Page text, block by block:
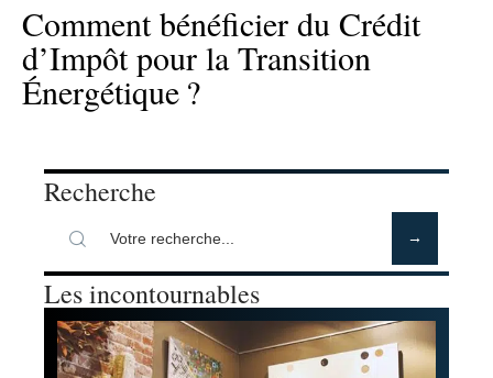
Comment bénéficier du Crédit
d’Impôt pour la Transition
Énergétique ?
Recherche
Les incontournables